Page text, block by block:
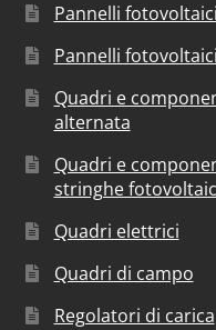
Pannelli
Pannelli
Quadri e
alternata
Quadri e
stringhe
Quadri elettrici
Quadri di campo
Regolatori di carica